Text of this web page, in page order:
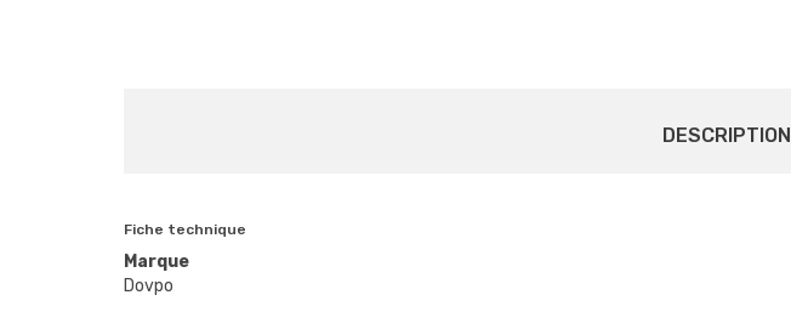
DESCRIPTION
Fiche technique
Marque
Dovpo